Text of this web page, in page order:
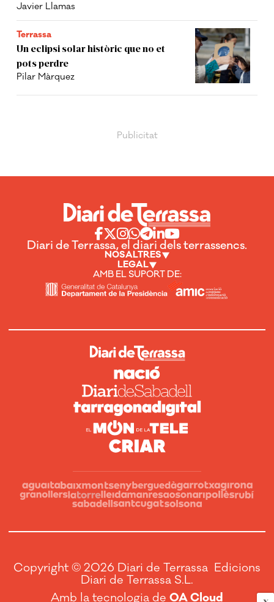
Javier Llamas
Terrassa
Un eclipsi solar històric que no et
pots perdre
Pilar Màrquez
Diari de Terrassa, el diari dels terrassencs.
NOSALTRES
LEGAL
AMB EL SUPORT DE:
Copyright © 2026 Diari de Terrassa Edicions
Diari de Terrassa S.L.
Amb la tecnologia de OA Cloud